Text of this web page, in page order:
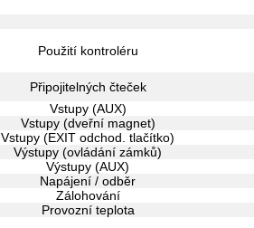
Použití kontroléru
Připojitelných čteček
Vstupy (AUX)
Vstupy (dveřní magnet)
Vstupy (EXIT odchod. tlačítko)
Výstupy (ovládání zámků)
Výstupy (AUX)
Napájení / odběr
Zálohování
Provozní teplota